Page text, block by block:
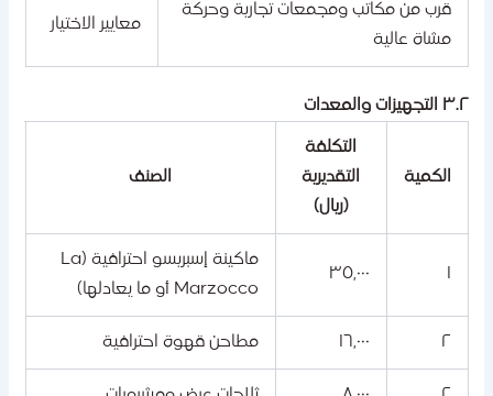
قرب من مكاتب ومجمعات تجارية وحركة
مشاة عالية
معايير الاختيار
الكمية
التكلفة
التقديرية
(ريال)
الصنف
٣٥,٠٠٠
ماكينة إسبريسو احترافية (La
Marzocco أو ما يعادلها)
١٦,٠٠٠ مطاحن قهوة احترافية